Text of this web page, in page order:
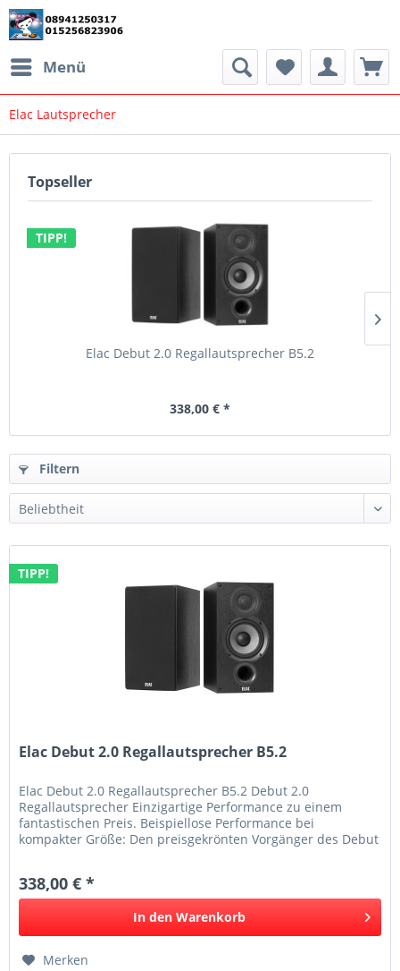
Menü
Elac Lautsprecher
Topseller
TIPP!
Elac Debut 2.0 Regallautsprecher B5.2
338,00 € *
Filtern
TIPP!
Elac Debut 2.0 Regallautsprecher B5.2
Elac Debut 2.0 Regallautsprecher B5.2 Debut 2.0
Regallautsprecher Einzigartige Performance zu einem
fantastischen Preis. Beispiellose Performance bei
kompakter Größe: Den preisgekrönten Vorgänger des Debut
338,00 € *
In den Warenkorb
Merken